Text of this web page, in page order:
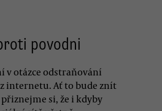
povodni
v otázce odstraňování
internetu. Ať to bude znít
si, že i kdyby